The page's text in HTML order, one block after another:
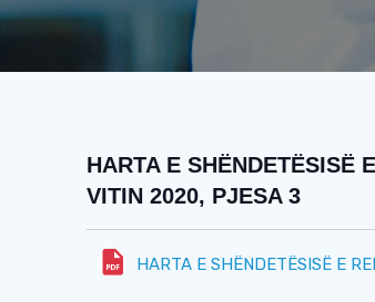
HARTA E SHËNDETËSISË
VITIN 2020, PJESA 3
HARTA E SHËNDETËSISË E